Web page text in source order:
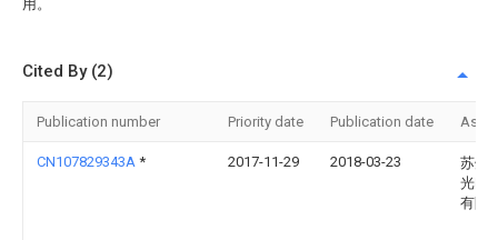
用。
Cited By (2)
Publication number Priority date Publication date
CN107829343A * 2017-11-29 2018-03-23
苏州
光电
有限